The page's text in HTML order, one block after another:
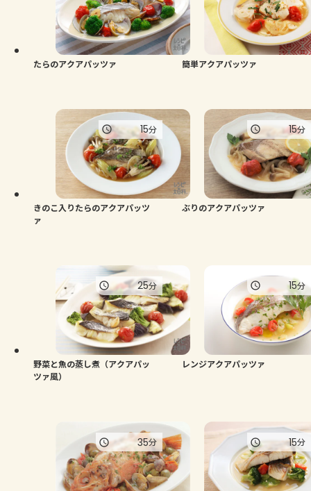
たらのアクアパッツァ 簡単アクアパッツァ
きのこ入りたらのアクアパッツ
ァ
15分
ぶりのアクアパッツァ
15分
野菜と魚の蒸し煮（アクアパッ
ツァ風）
25分
レンジアクアパッツァ
15分
35分 15分